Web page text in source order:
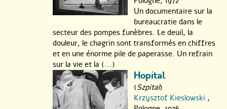
Un documentaire sur la
bureaucratie dans le
secteur des pompes funèbres. Le deuil, la
douleur, le chagrin sont transformés en chiffres
et en une énorme pile de paperasse. Un refrain
sur la vie et la (...)
Hopital
(Szpital)
Krzysztof Kieslowski ,